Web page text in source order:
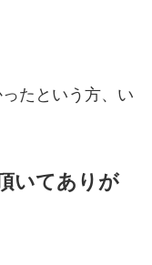
たという方、い
いてありが